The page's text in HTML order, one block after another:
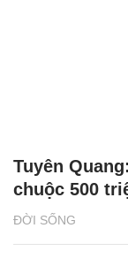
ĐỜI SỐNG
Tuyên
chuộc 500